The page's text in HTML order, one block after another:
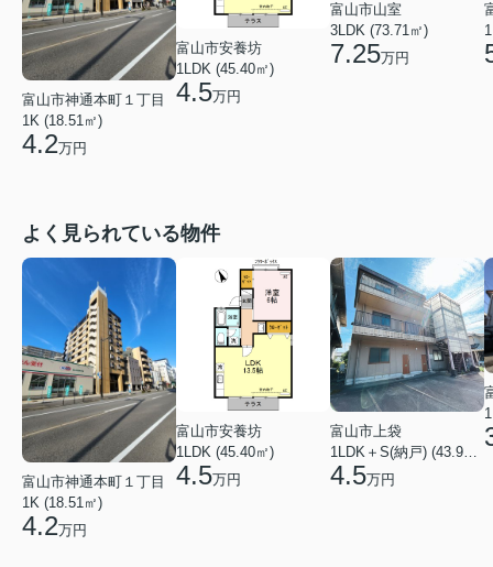
富山市神通本町１丁目
1K (18.51㎡)
4.2万円
富山市安養坊
1LDK (45.40㎡)
4.5万円
富山市山室
3LDK (73.71㎡)
7.25万円
よく見られている物件
富山市神通本町１丁目
1K (18.51㎡)
4.2万円
富山市安養坊
1LDK (45.40㎡)
4.5万円
富山市上袋
4.5万円